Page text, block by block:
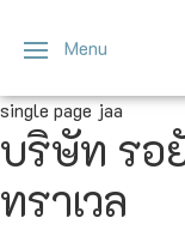
Menu
single page jaa
บริษัท รอ
ทราเวล
ญี่ปุ่นทัวร์ญี่ปุ่น
โตเกียว
โอซาก้า
เวียดนาม
ทัวร์เวียดนาม